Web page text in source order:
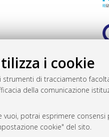
i cookie
di tracciamento
della comunicazione
potrai esprimere
cookie" del sito.